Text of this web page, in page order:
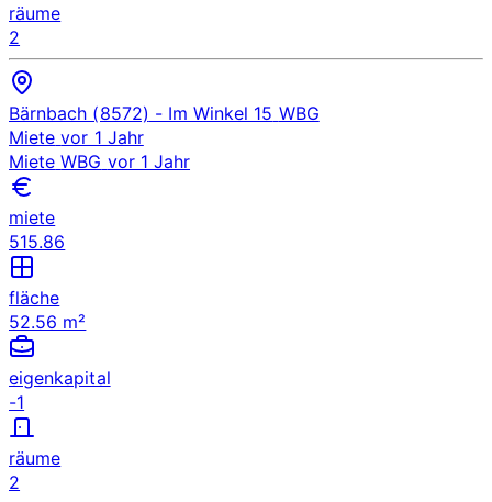
räume
2
Bärnbach (8572) - Im Winkel 15 WBG
Miete vor 1 Jahr
Miete WBG vor 1 Jahr
miete
515.86
fläche
52.56 m²
eigenkapital
-1
räume
2